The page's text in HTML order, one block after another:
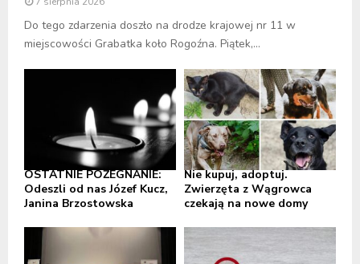
Do tego zdarzenia doszło na drodze krajowej nr 11 w
miejscowości Grabatka koło Rogoźna. Piątek,...
OSTATNIE POŻEGNANIE:
Odeszli od nas Józef Kucz,
Janina Brzostowska
Nie kupuj, adoptuj.
Zwierzęta z Wągrowca
czekają na nowe domy